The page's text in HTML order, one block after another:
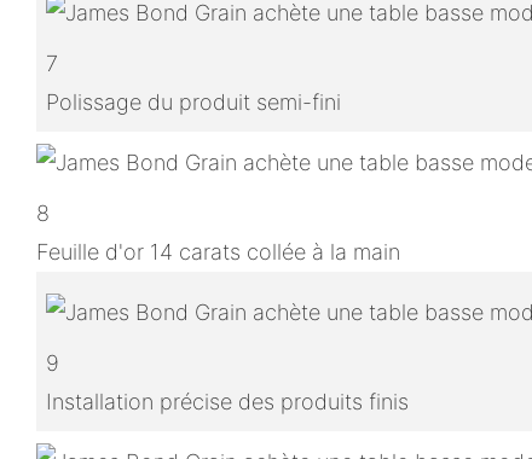
7
Polissage du produit semi-fini
8
Feuille d'or 14 carats collée à la main
9
Installation précise des produits finis